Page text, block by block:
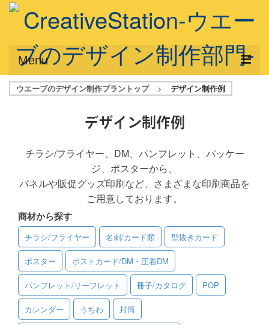
Menu
サービス概要
デザインプラン
フルデザイン
データ修正
写真からイラスト作成
デザイン制作例
ご利用料金
ご利用ガイド
ご利用の流れ
ウエーブのデザイン制作プラントップ > デザイン制作例
デザイン制作例
チラシ/フライヤー、DM、パンフレット、パッケー
ジ、ポスターから、
パネルや販促グッズ印刷など、さまざまな印刷商品を
ご用意しております。
商材から探す
チラシ/フライヤー 名刺/カード類 型抜きカード
ポスター ポストカード/DM・圧着DM
パンフレット/リーフレット 冊子/カタログ POP
カレンダー うちわ 封筒